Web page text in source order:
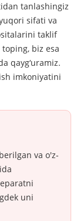
tanlashingiz
sifati va
taklif
biz esa
qayg‘uramiz.
imkoniyatini
va o'z-
uni